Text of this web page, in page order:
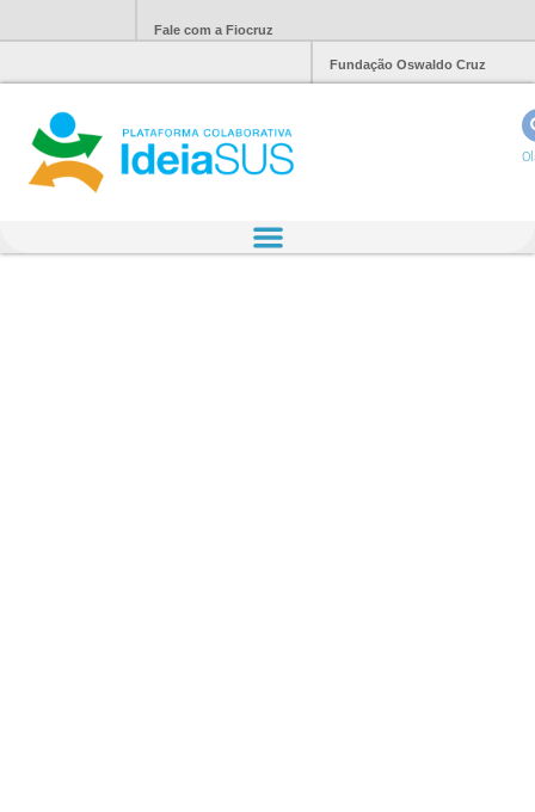
Fale com a Fiocruz
Fundação Oswaldo Cruz